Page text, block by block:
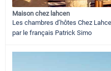
Maison chez lahcen
Les chambres d’hôtes Chez
par le français Patrick Simo